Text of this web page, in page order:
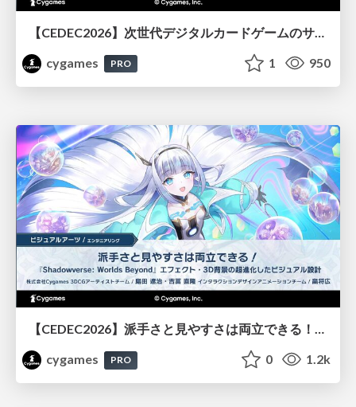
【CEDEC2026】次世代デジタルカードゲームのサーバー設計と運用 〜『Shadowverse: Worlds Beyond』の舞台裏～
cygames
PRO 1 950
【CEDEC2026】派手さと見やすさは両立できる！『Shadowverse: Worlds Beyond』エフェクト・3D背景の超進化したビジュアル設計
cygames
PRO 0 1.2k